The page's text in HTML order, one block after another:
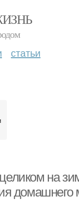
статьи
на
домашнего